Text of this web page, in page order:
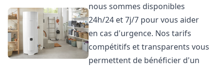
nous sommes disponibles
24h/24 et 7j/7 pour vous aider
en cas d'urgence. Nos tarifs
compétitifs et transparents vous
permettent de bénéficier d'un